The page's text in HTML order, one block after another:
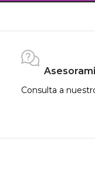
Consulta a